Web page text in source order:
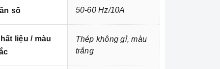
số 50-60 Hz/10A
liệu / màu
Thép không gỉ, màu
trắng